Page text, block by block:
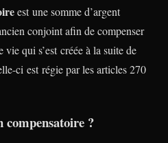
est une somme d’argent
conjoint afin de compenser
qui s’est créée à la suite de
ci est régie par les articles 270
compensatoire ?